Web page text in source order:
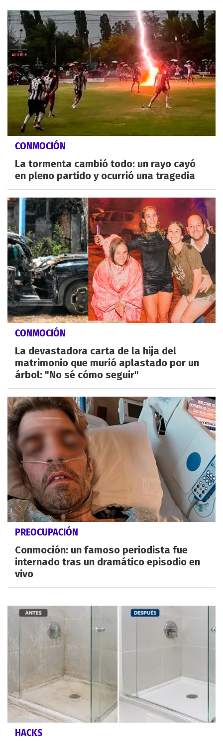
CONMOCIÓN
La tormenta cambió todo: un rayo cayó
en pleno partido y ocurrió una tragedia
CONMOCIÓN
La devastadora carta de la hija del
matrimonio que murió aplastado por un
árbol: "No sé cómo seguir"
PREOCUPACIÓN
Conmoción: un famoso periodista fue
internado tras un dramático episodio en
vivo
HACKS